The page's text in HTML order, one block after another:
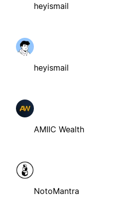
heyismail
heyismail
AMIIC Wealth
NotoMantra